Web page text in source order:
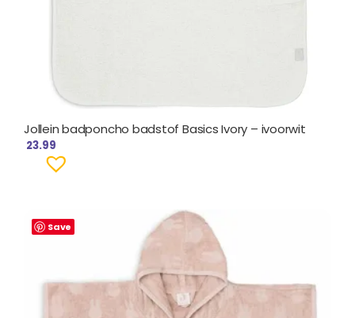
Jollein badponcho badstof Basics Ivory – ivoorwit
23.99
Save